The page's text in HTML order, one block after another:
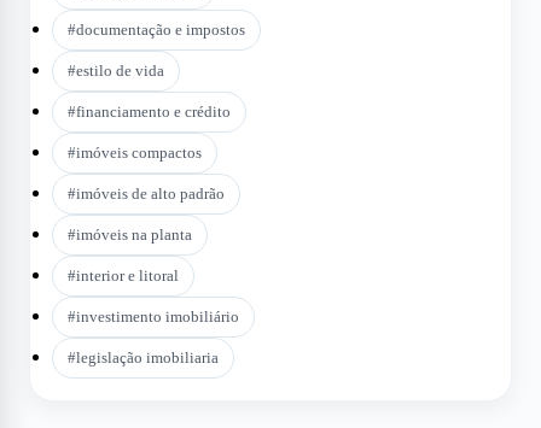
#documentação e impostos
#estilo de vida
#financiamento e crédito
#imóveis compactos
#imóveis de alto padrão
#imóveis na planta
#interior e litoral
#investimento imobiliário
#legislação imobiliaria